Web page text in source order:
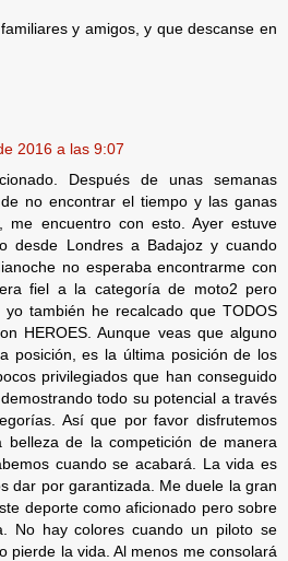
y amigos, y que descanse en
2016 a las 9:07
Después de unas semanas
no encontrar el tiempo y las ganas
me encuentro con esto. Ayer estuve
desde Londres a Badajoz y cuando
no esperaba encontrarme con
fiel a la categoría de moto2 pero
yo también he recalcado que TODOS
HEROES. Aunque veas que alguno
posición, es la última posición de los
privilegiados que han conseguido
todo su potencial a través
Así que por favor disfrutemos
de la competición de manera
cuando se acabará. La vida es
dar por garantizada. Me duele la gran
deporte como aficionado pero sobre
No hay colores cuando un piloto se
pierde la vida. Al menos me consolará